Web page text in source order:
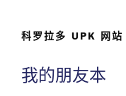
科罗拉多 UPK 网站
我的朋友本